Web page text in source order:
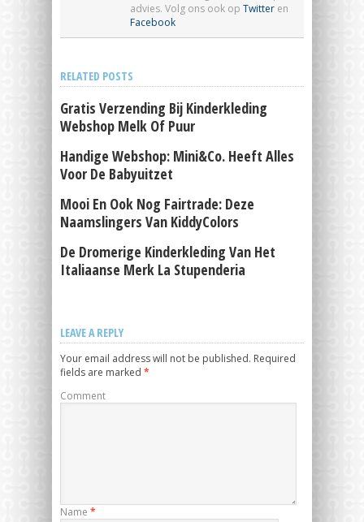
advies. Volg ons ook op Twitter en
Facebook
RELATED POSTS
Gratis Verzending Bij Kinderkleding
Webshop Melk Of Puur
Handige Webshop: Mini&Co. Heeft Alles
Voor De Babyuitzet
Mooi En Ook Nog Fairtrade: Deze
Naamslingers Van KiddyColors
De Dromerige Kinderkleding Van Het
Italiaanse Merk La Stupenderia
LEAVE A REPLY
Your email address will not be published. Required
fields are marked *
Comment
Name *